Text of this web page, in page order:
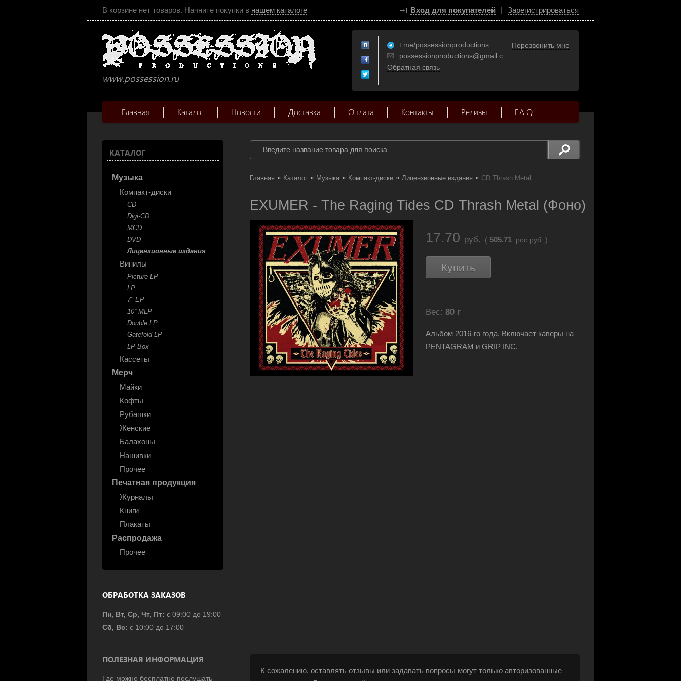
В корзине нет товаров. Начните покупки в нашем каталоге Вход для покупателей | Зарегистрироваться
www.possession.ru
t.me/possessionproductions
possessionproductions@gmail.com
Обратная связь
Перезвонить мне
Главная Каталог Новости Доставка Оплата Контакты Релизы F.A.Q.
КАТАЛОГ
Музыка
Компакт-диски
CD
Digi-CD
MCD
DVD
Лицензионные издания
Винилы
Picture LP
LP
7" EP
10'' MLP
Double LP
Gatefold LP
LP Box
Кассеты
Мерч
Майки
Кофты
Рубашки
Женские
Балахоны
Нашивки
Прочее
Печатная продукция
Журналы
Книги
Плакаты
Распродажа
Прочее
ОБРАБОТКА ЗАКАЗОВ
Пн, Вт, Ср, Чт, Пт: с 09:00 до 19:00
Сб, Вс: с 10:00 до 17:00
ПОЛЕЗНАЯ ИНФОРМАЦИЯ
Где можно бесплатно послушать
Главная » Каталог » Музыка » Компакт-диски » Лицензионные издания » CD Thrash Metal
EXUMER - The Raging Tides CD Thrash Metal (Фоно)
17.70 руб. ( 505.71 рос.руб. )
Купить
Вес: 80 г
Альбом 2016-го года. Включает каверы на
PENTAGRAM и GRIP INC.
К сожалению, оставлять отзывы или задавать вопросы могут только авторизованные